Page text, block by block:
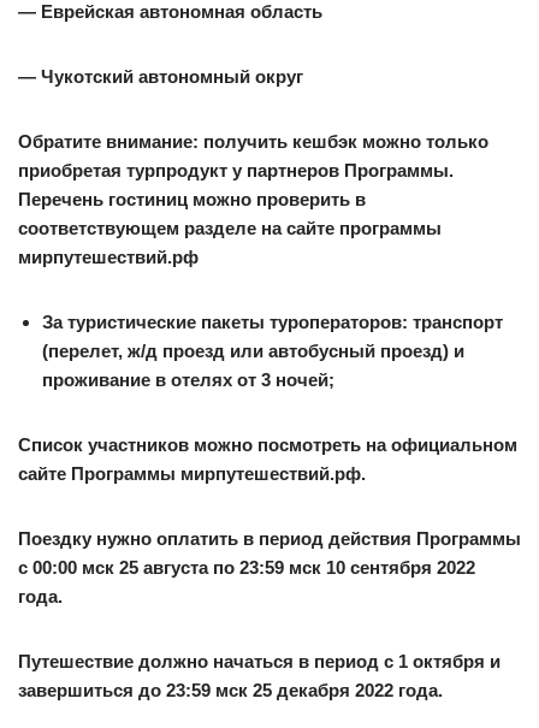
— Еврейская автономная область
— Чукотский автономный округ
Обратите внимание: получить кешбэк можно только
приобретая турпродукт у партнеров Программы.
Перечень гостиниц можно проверить в
соответствующем разделе на сайте программы
мирпутешествий.рф
За туристические пакеты туроператоров: транспорт
(перелет, ж/д проезд или автобусный проезд) и
проживание в отелях от 3 ночей;
Список участников можно посмотреть на официальном
сайте Программы мирпутешествий.рф.
Поездку нужно оплатить в период действия Программы
с 00:00 мск 25 августа по 23:59 мск 10 сентября 2022
года.
Путешествие должно начаться в период с 1 октября и
завершиться до 23:59 мск 25 декабря 2022 года.